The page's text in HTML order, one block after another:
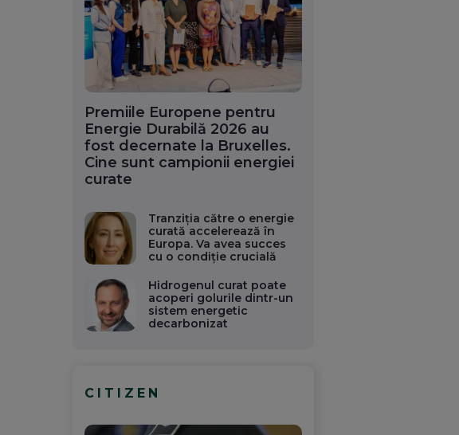
Premiile Europene pentru
Energie Durabilă 2026 au
fost decernate la Bruxelles.
Cine sunt campionii energiei
curate
Tranziția către o energie
curată accelerează în
Europa. Va avea succes
cu o condiție crucială
Hidrogenul curat poate
acoperi golurile dintr-un
sistem energetic
decarbonizat
CITIZEN